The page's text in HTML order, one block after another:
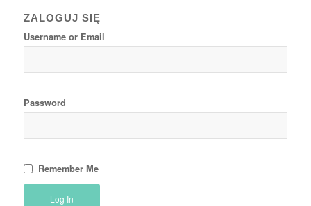
ZALOGUJ SIĘ
Username or Email
Password
Remember Me